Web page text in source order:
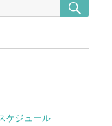
索
ケジュール